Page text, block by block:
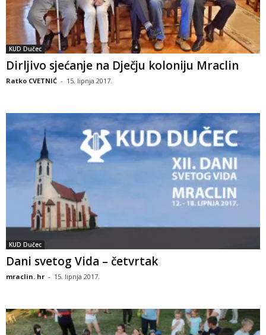
KUD Dučec
Dirljivo sjećanje na Dječju koloniju Mraclin
Ratko CVETNIĆ - 15. lipnja 2017.
KUD Dučec
Dani svetog Vida – četvrtak
mraclin. hr - 15. lipnja 2017.